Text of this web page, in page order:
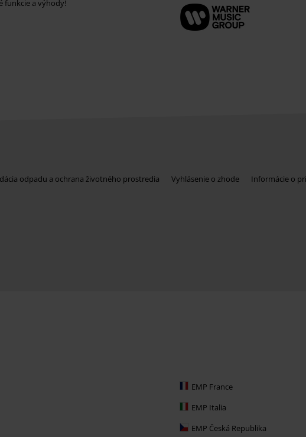
funkcie a výhody!
odpadu a ochrana životného prostredia Vyhlásenie o zhode Informácie o
EMP France
EMP Italia
EMP Česká Republika